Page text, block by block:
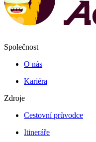
Společnost
O nás
Kariéra
Zdroje
Cestovní průvodce
Itineráře